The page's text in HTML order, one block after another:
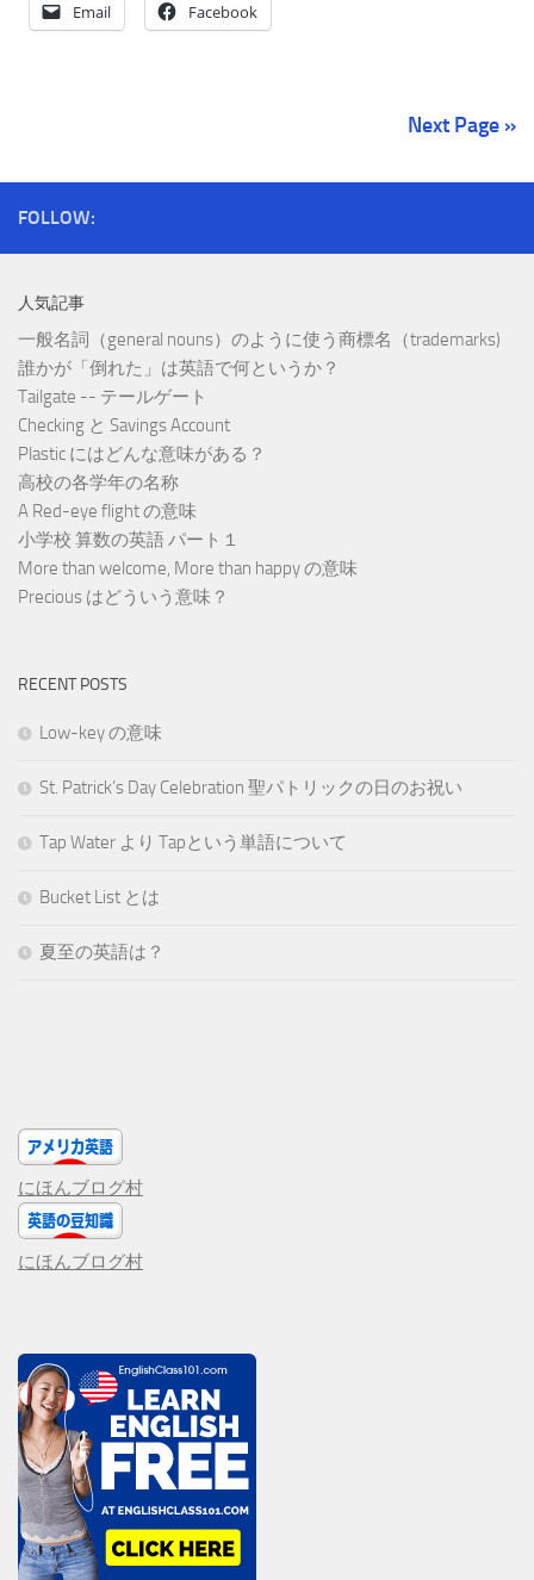
Email Facebook
Next Page »
FOLLOW:
人気記事
一般名詞（general nouns）のように使う商標名（trademarks)
誰かが「倒れた」は英語で何というか？
Tailgate -- テールゲート
Checking と Savings Account
Plastic にはどんな意味がある？
高校の各学年の名称
A Red-eye flight の意味
小学校 算数の英語 パート１
More than welcome, More than happy の意味
Precious はどういう意味？
RECENT POSTS
Low-key の意味
St. Patrick’s Day Celebration 聖パトリックの日のお祝い
Tap Water より Tapという単語について
Bucket List とは
夏至の英語は？
にほんブログ村
にほんブログ村